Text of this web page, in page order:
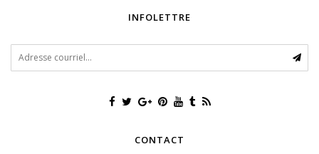
INFOLETTRE
CONTACT